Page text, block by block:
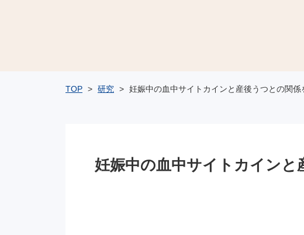
TOP > 研究 > 妊娠中の血中サイトカインと産後うつとの関係
妊娠中の血中サイトカインと